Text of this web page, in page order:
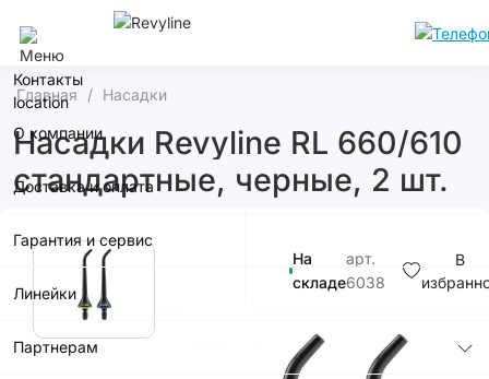
Контакты
О компании
Доставка и оплата
Гарантия и сервис
Линейки
Партнерам
Главная Насадки
Насадки Revyline RL 660/610
стандартные, черные, 2 шт.
На
складе
арт.
6038
В
990р.